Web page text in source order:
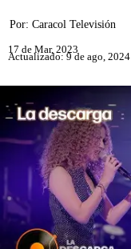
Por: Caracol Televisión
17 de Mar, 2023
Actualizado: 9 de ago, 2024